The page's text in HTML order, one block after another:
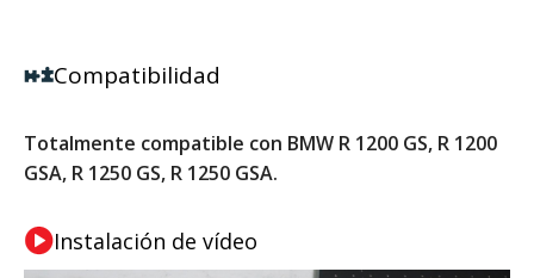
Compatibilidad
Totalmente compatible con BMW R 1200 GS, R 1200
GSA, R 1250 GS, R 1250 GSA.
Instalación de vídeo